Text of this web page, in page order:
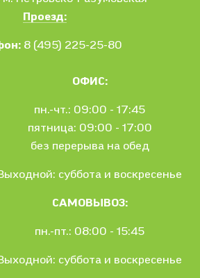
Проезд:
8 (495) 225-25-80
ОФИС:
пн.-чт.: 09:00 - 17:45
пятница: 09:00 - 17:00
без перерыва на обед
суббота и воскресенье
САМОВЫВОЗ:
пн.-пт.: 08:00 - 15:45
суббота и воскресенье